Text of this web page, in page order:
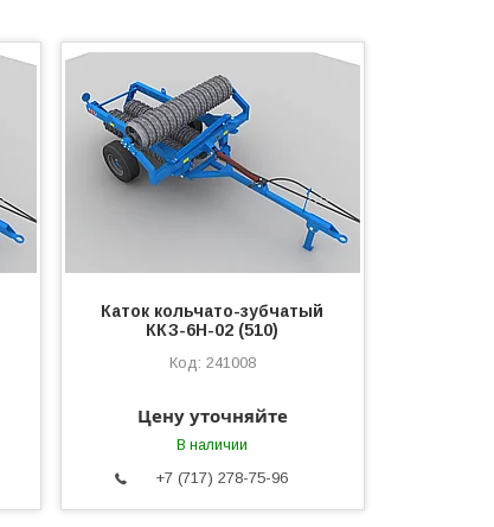
Каток кольчато-зубчатый
ККЗ-6Н-02 (510)
241008
Цену уточняйте
В наличии
+7 (717) 278-75-96